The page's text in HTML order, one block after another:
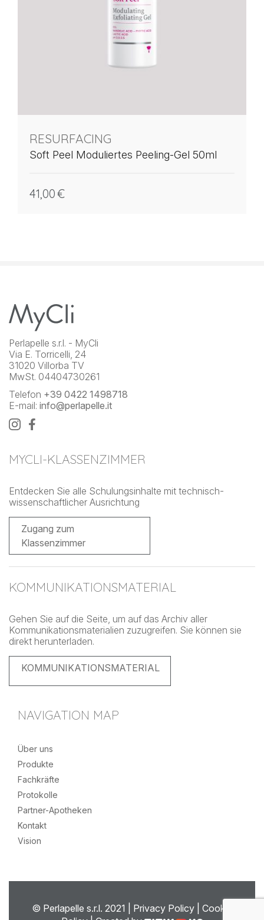
RESURFACING
Soft Peel Moduliertes Peeling-Gel 50ml
41,00€
Perlapelle s.r.l. - MyCli
Via E. Torricelli, 24
31020 Villorba TV
MwSt. 04404730261
Telefon +39 0422 1498718
E-mail: info@perlapelle.it
MYCLI-KLASSENZIMMER
Entdecken Sie alle Schulungsinhalte mit technisch-
wissenschaftlicher Ausrichtung
Zugang zum
Klassenzimmer
KOMMUNIKATIONSMATERIAL
Gehen Sie auf die Seite, um auf das Archiv aller
Kommunikationsmaterialien zuzugreifen. Sie können sie
direkt herunterladen.
KOMMUNIKATIONSMATERIAL
NAVIGATION MAP
Über uns
Produkte
Fachkräfte
Protokolle
Partner-Apotheken
Kontakt
Vision
© Perlapelle s.r.l. 2021 | Privacy Policy
Cookie